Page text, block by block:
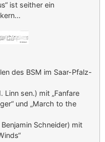
ist seither ein
des BSM im Saar-Pfalz-
sen.) mit „Fanfare
und „March to the
Schneider) mit